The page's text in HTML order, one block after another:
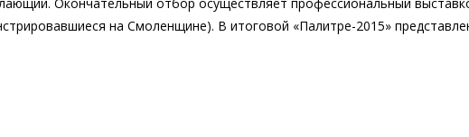
на Смоленщине). В итоговой «Палитре-2015»